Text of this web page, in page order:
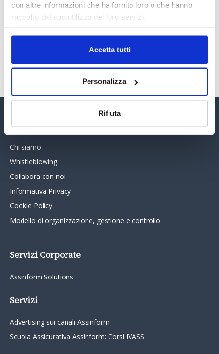
con altre informazioni che ha fornito loro o che hanno
raccolto dal suo utilizzo dei loro servizi.
Accetta tutti
Personalizza
Rifiuta
PREMI 2025. I TOP TEN
30 Giugno 2026
Assinform Editore
Chi siamo
Whistleblowing
Collabora con noi
Informativa Privacy
Cookie Policy
Modello di organizzazione, gestione e controllo
Servizi Corporate
Assinform Solutions
Servizi
Advertising sui canali Assinform
Scuola Assicurativa Assinform: Corsi IVASS